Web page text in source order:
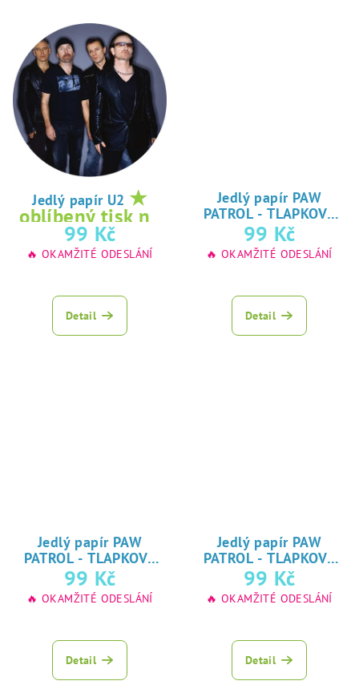
Jedlý papír U2 ★
oblíbený tisk na
jedlý papír
99 Kč
🔥 OKAMŽITÉ ODESLÁNÍ
Detail
Jedlý papír PAW
PATROL - TLAPKOVÁ
PATROLA★
oblíbený tisk na
jedlý papír
99 Kč
🔥 OKAMŽITÉ ODESLÁNÍ
Detail
Jedlý papír PAW
PATROL - TLAPKOVÁ
PATROLA★
oblíbený tisk na
jedlý papír
99 Kč
🔥 OKAMŽITÉ ODESLÁNÍ
Detail
Jedlý papír PAW
PATROL - TLAPKOVÁ
PATROLA★
oblíbený tisk na
jedlý papír
99 Kč
🔥 OKAMŽITÉ ODESLÁNÍ
Detail